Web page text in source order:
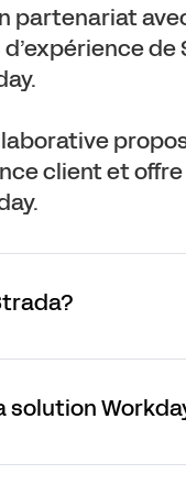
partenariat
d’expérience
client et
solution